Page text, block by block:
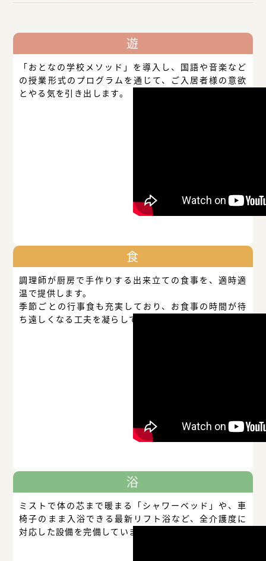
遊
「おとなの学校メソッド」を導入し、国語や音楽など
の授業形式のプログラムを通じて、ご入居者様の意欲
とやる気を引き出します。
食
調理師が厨房で手作りする出来立ての食事を、適時適
温で提供します。
季節ごとの行事食も充実しており、お食事の時間が待
ち遠しくなる工夫を凝らしています。
浴
ミストで体の芯まで暖まる「シャワーベッド」や、車
椅子のまま入浴できる最新リフト浴など、全介護度に
対応した設備を完備しています。